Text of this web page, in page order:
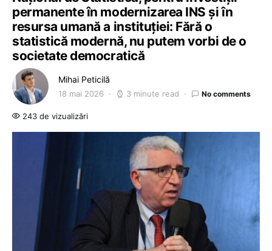
permanente în modernizarea INS și în
resursa umană a instituției: Fără o
statistică modernă, nu putem vorbi de o
societate democratică
Mihai Peticilă
18 mai 2026 3 minute read No comments
243 de vizualizări